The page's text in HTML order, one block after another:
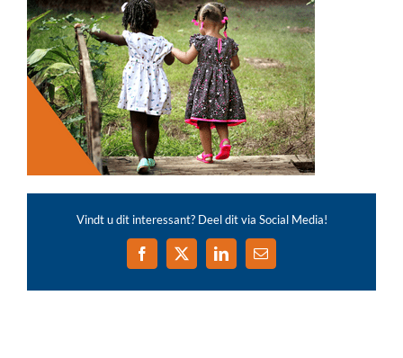
Vindt u dit interessant? Deel dit via Social Media!
Facebook
X LinkedIn
E-